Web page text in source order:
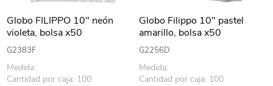
Globo FILIPPO 10" neón
violeta, bolsa x50
G2383F
Medida:
Cantidad por caja: 100
Globo Filippo 10" pastel
amarillo, bolsa x50
G2256D
Medida:
Cantidad por caja: 100